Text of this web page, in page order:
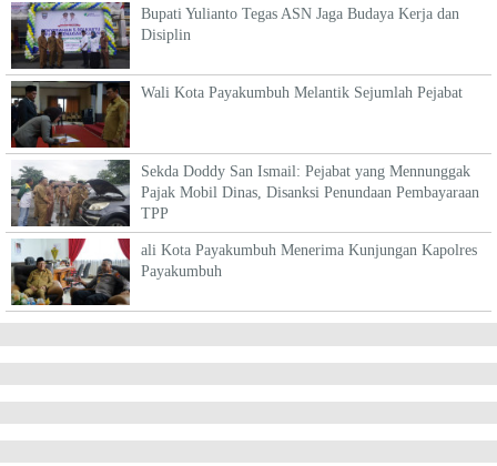
Bupati Yulianto Tegas ASN Jaga Budaya Kerja dan
Disiplin
Wali Kota Payakumbuh Melantik Sejumlah Pejabat
Sekda Doddy San Ismail: Pejabat yang Mennunggak
Pajak Mobil Dinas, Disanksi Penundaan Pembayaraan
TPP
ali Kota Payakumbuh Menerima Kunjungan Kapolres
Payakumbuh